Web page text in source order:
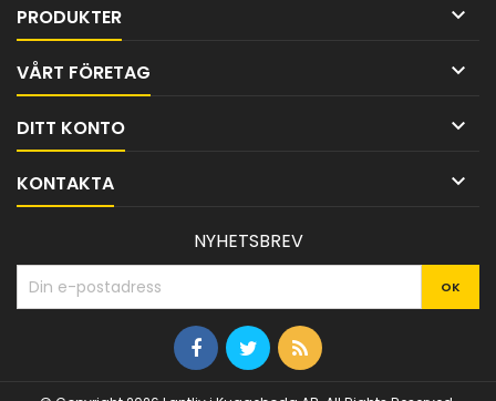
PRODUKTER 
VÅRT FÖRETAG 
DITT KONTO 
KONTAKTA 
NYHETSBREV